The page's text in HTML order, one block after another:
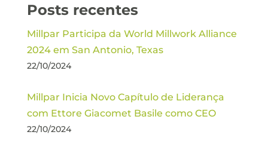
Posts recentes
Millpar Participa da World Millwork Alliance
2024 em San Antonio, Texas
22/10/2024
Millpar Inicia Novo Capítulo de Liderança
com Ettore Giacomet Basile como CEO
22/10/2024